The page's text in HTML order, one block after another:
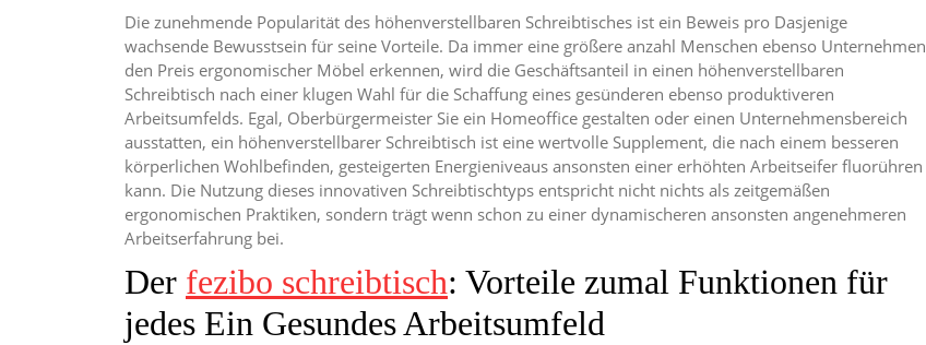
Die zunehmende Popularität des höhenverstellbaren Schreibtisches ist ein Beweis pro Dasjenige
wachsende Bewusstsein für seine Vorteile. Da immer eine größere anzahl Menschen ebenso Unternehmen
den Preis ergonomischer Möbel erkennen, wird die Geschäftsanteil in einen höhenverstellbaren
Schreibtisch nach einer klugen Wahl für die Schaffung eines gesünderen ebenso produktiveren
Arbeitsumfelds. Egal, Oberbürgermeister Sie ein Homeoffice gestalten oder einen Unternehmensbereich
ausstatten, ein höhenverstellbarer Schreibtisch ist eine wertvolle Supplement, die nach einem besseren
körperlichen Wohlbefinden, gesteigerten Energieniveaus ansonsten einer erhöhten Arbeitseifer fluorühren
kann. Die Nutzung dieses innovativen Schreibtischtyps entspricht nicht nichts als zeitgemäßen
ergonomischen Praktiken, sondern trägt wenn schon zu einer dynamischeren ansonsten angenehmeren
Arbeitserfahrung bei.
Der fezibo schreibtisch: Vorteile zumal Funktionen für
jedes Ein Gesundes Arbeitsumfeld